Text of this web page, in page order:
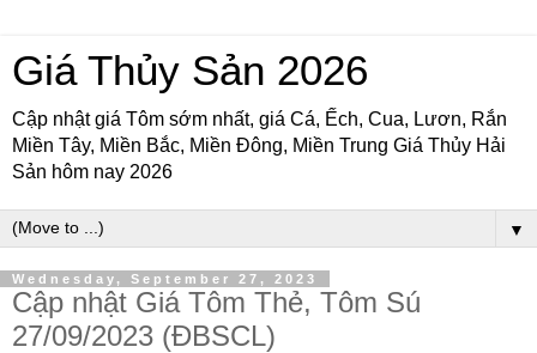
Giá Thủy Sản 2026
Cập nhật giá Tôm sớm nhất, giá Cá, Ếch, Cua, Lươn, Rắn
Miền Tây, Miền Bắc, Miền Đông, Miền Trung Giá Thủy Hải
Sản hôm nay 2026
▼
Wednesday, September 27, 2023
Cập nhật Giá Tôm Thẻ, Tôm Sú
27/09/2023 (ĐBSCL)